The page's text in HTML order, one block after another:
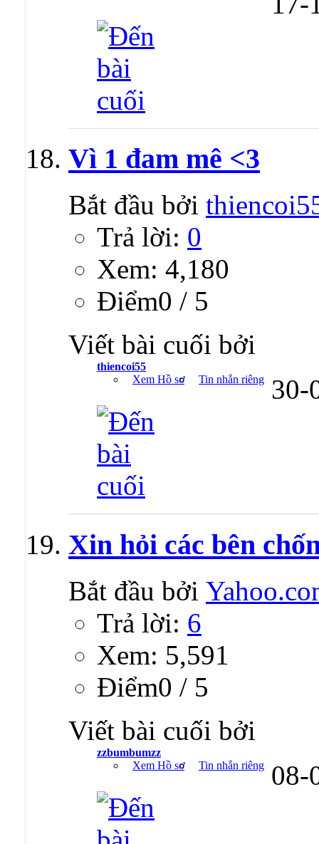
Vì 1 đam mê <3
Bắt đầu bởi
Trả lời: 0
Xem: 4,180
Ðiểm0 / 5
Viết bài cuối bởi
thiencoi55
Xem Hồ sơ
Tin nhắn riêng 30-
Xin hỏi các bên
Bắt đầu bởi
Trả lời: 6
Xem: 5,591
Ðiểm0 / 5
Viết bài cuối bởi
zzbumbumzz
Xem Hồ sơ
Tin nhắn riêng 08-